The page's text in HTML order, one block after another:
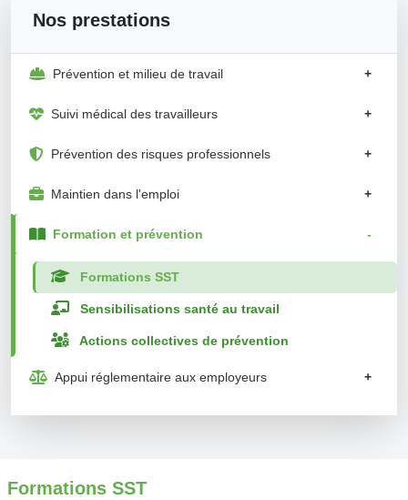
Formations SST
Nos prestations
Prévention et milieu de travail +
Suivi médical des travailleurs +
Prévention des risques professionnels +
Maintien dans l'emploi +
Formation et prévention -
Formations SST
Sensibilisations santé au travail
Actions collectives de prévention
Appui réglementaire aux employeurs +